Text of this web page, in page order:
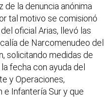
de la denuncia anónima
tal motivo se comisionó
oficial Arias, llevó las
de Narcomenudeo del
solicitando medidas de
fecha con ayuda del
y Operaciones,
Infantería Sur y que